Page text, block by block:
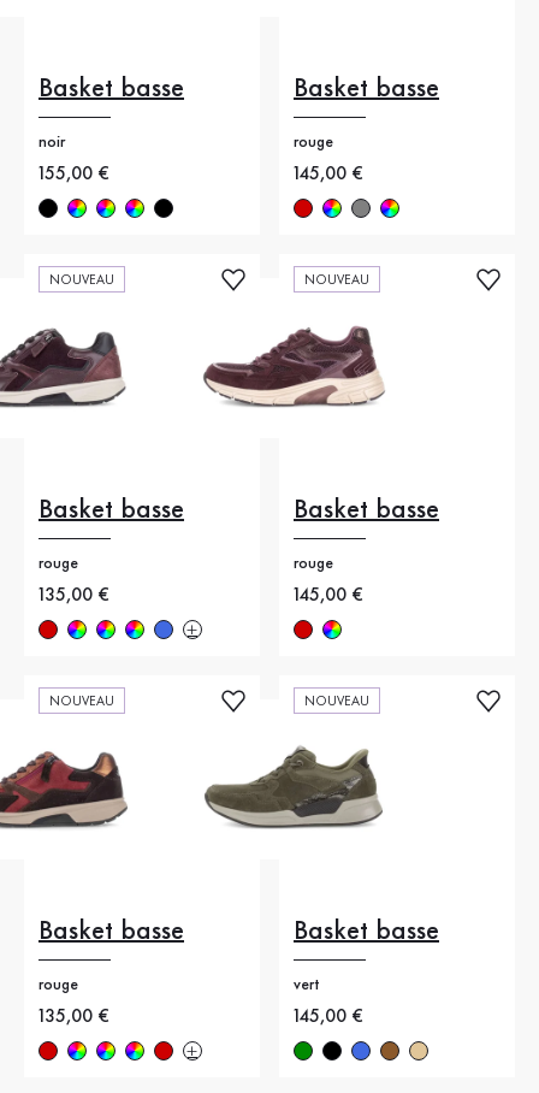
Basket basse
noir
Nouveau prix
155,00 €
Basket basse
rouge
Nouveau prix
145,00 €
NOUVEAU
Basket basse
rouge
Nouveau prix
135,00 €
NOUVEAU
Basket basse
rouge
Nouveau prix
145,00 €
NOUVEAU
Basket basse
rouge
Nouveau prix
135,00 €
NOUVEAU
Basket basse
vert
Nouveau prix
145,00 €